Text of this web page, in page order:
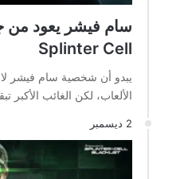
سام فيشر يعود من
Splinter Cell
يبدو أن شخصية سام فيشر
الألعاب، لكن الغائب الأكبر
2 ديسمبر